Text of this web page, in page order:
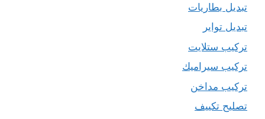
تبديل بطاريات
تبديل تواير
تركيب ستلايت
تركيب سيراميك
تركيب مداخن
تصليح تكييف